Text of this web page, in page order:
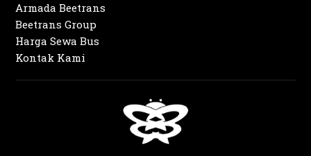
Armada Beetrans
Beetrans Group
Harga Sewa Bus
Kontak Kami